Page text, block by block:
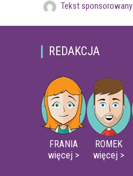
Tekst sponsorowany
REDAKCJA
FRANIA
więcej >
ROMEK
więcej >